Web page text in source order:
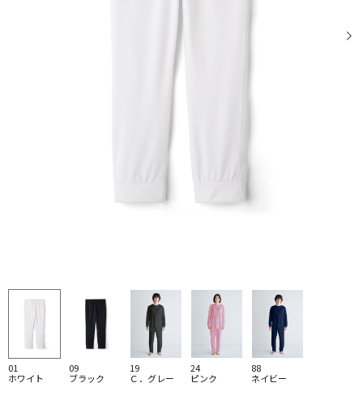
01
ホワイト
09
ブラック
19
Ｃ．グレー
24
ピンク
88
ネイビー